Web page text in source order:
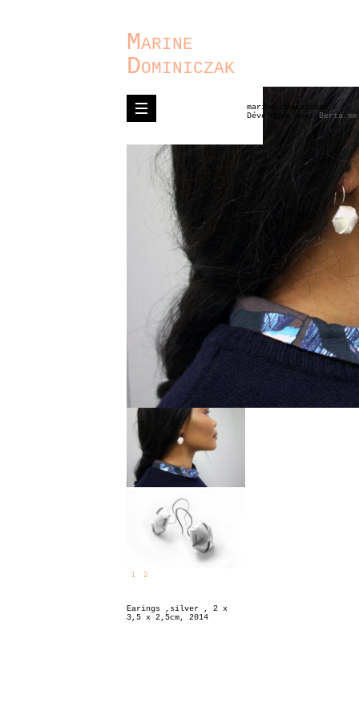
Marine
Dominiczak
marine dominiczak ©
Développé avec Berta.me
1 2
Earings ,silver , 2 x
3,5 x 2,5cm, 2014